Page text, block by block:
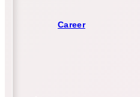
Career